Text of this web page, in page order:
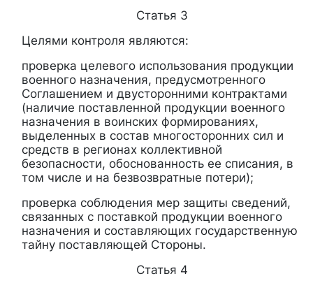
Статья 3
Целями контроля являются:
проверка целевого использования продукции
военного назначения, предусмотренного
Соглашением и двусторонними контрактами
(наличие поставленной продукции военного
назначения в воинских формированиях,
выделенных в состав многосторонних сил и
средств в регионах коллективной
безопасности, обоснованность ее списания, в
том числе и на безвозвратные потери);
проверка соблюдения мер защиты сведений,
связанных с поставкой продукции военного
назначения и составляющих государственную
тайну поставляющей Стороны.
Статья 4